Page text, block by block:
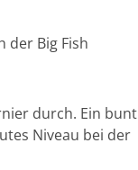
der Big Fish
durch. Ein bunt
Niveau bei der